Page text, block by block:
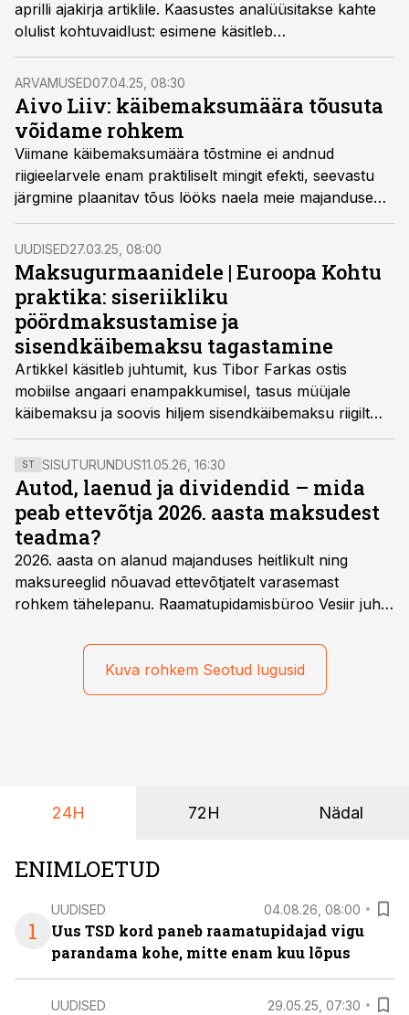
aprilli ajakirja artiklile. Kaasustes analüüsitakse kahte
olulist kohtuvaidlust: esimene käsitleb
sisendkäibemaksu tagastamisest keeldumist
pöördmaksustamise reeglite rikkumisel, teine
keskendub ettevõtte üleminekuga seotud tehingute
valele määratlemisele ja arvete parandamise
võimatusele.
ARVAMUSED07.04.25, 08:30
Aivo Liiv: käibemaksumäära tõusuta
võidame rohkem
Viimane käibemaksumäära tõstmine ei andnud
riigieelarvele enam praktiliselt mingit efekti, seevastu
järgmine plaanitav tõus lööks naela meie majanduse
kirstu, kirjutab Aivo Liiv arvamuskonkursile Edukas
Eesti saadetud artiklis.
UUDISED27.03.25, 08:00
Maksugurmaanidele | Euroopa Kohtu
praktika: siseriikliku
pöördmaksustamise ja
sisendkäibemaksu tagastamine
Artikkel käsitleb juhtumit, kus Tibor Farkas ostis
mobiilse angaari enampakkumisel, tasus müüjale
käibemaksu ja soovis hiljem sisendkäibemaksu riigilt
tagasi küsida. Ungari maksuamet keeldus käibemaksu
tagastamast, kuna ostja ei järginud
pöördmaksustamise korda. Euroopa Kohus pidi
lahendama, kas selline käitumine on kooskõlas
Euroopa Liidu õigusnormidega.
ST SISUTURUNDUS11.05.26, 16:30
Autod, laenud ja dividendid – mida
peab ettevõtja 2026. aasta maksudest
teadma?
2026. aasta on alanud majanduses heitlikult ning
maksureeglid nõuavad ettevõtjatelt varasemast
rohkem tähelepanu. Raamatupidamisbüroo Vesiir juht
mõjutavad enim auto kasutamist, laenusuhteid ja
dividendide maksustamist ning kus peituvad suurimad
riskikohad.
Kuva rohkem Seotud lugusid
24H 72H Nädal
ENIMLOETUD
1
UUDISED 04.08.26, 08:00
Uus TSD kord paneb raamatupidajad vigu
parandama kohe, mitte enam kuu lõpus
UUDISED 29.05.25, 07:30